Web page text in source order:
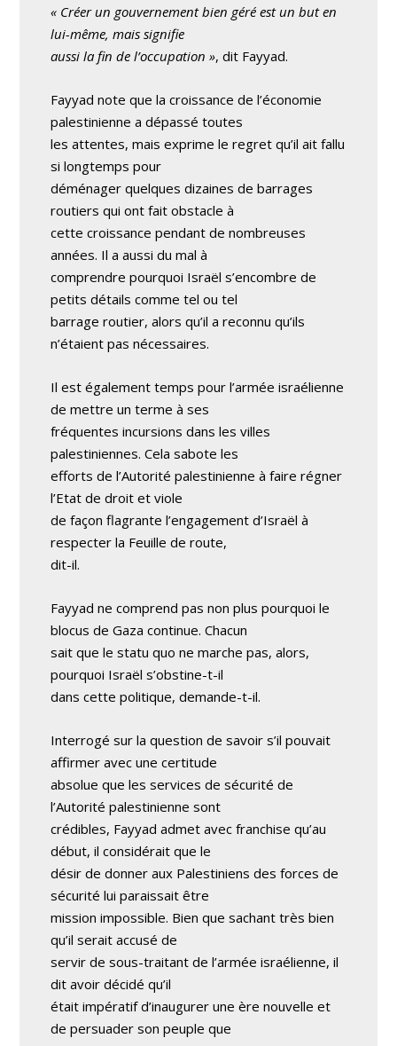
« Créer un gouvernement bien géré est un but en
lui-même, mais signifie
aussi la fin de l’occupation », dit Fayyad.
Fayyad note que la croissance de l’économie
palestinienne a dépassé toutes
les attentes, mais exprime le regret qu’il ait fallu
si longtemps pour
déménager quelques dizaines de barrages
routiers qui ont fait obstacle à
cette croissance pendant de nombreuses
années. Il a aussi du mal à
comprendre pourquoi Israël s’encombre de
petits détails comme tel ou tel
barrage routier, alors qu’il a reconnu qu’ils
n’étaient pas nécessaires.
Il est également temps pour l’armée israélienne
de mettre un terme à ses
fréquentes incursions dans les villes
palestiniennes. Cela sabote les
efforts de l’Autorité palestinienne à faire régner
l’Etat de droit et viole
de façon flagrante l’engagement d’Israël à
respecter la Feuille de route,
dit-il.
Fayyad ne comprend pas non plus pourquoi le
blocus de Gaza continue. Chacun
sait que le statu quo ne marche pas, alors,
pourquoi Israël s’obstine-t-il
dans cette politique, demande-t-il.
Interrogé sur la question de savoir s’il pouvait
affirmer avec une certitude
absolue que les services de sécurité de
l’Autorité palestinienne sont
crédibles, Fayyad admet avec franchise qu’au
début, il considérait que le
désir de donner aux Palestiniens des forces de
sécurité lui paraissait être
mission impossible. Bien que sachant très bien
qu’il serait accusé de
servir de sous-traitant de l’armée israélienne, il
dit avoir décidé qu’il
était impératif d’inaugurer une ère nouvelle et
de persuader son peuple que